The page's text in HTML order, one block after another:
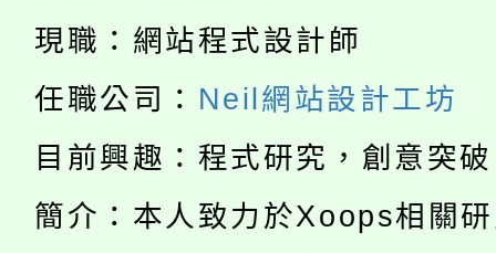
代理(課)教師甄選結果(
轉知中國文化大學推廣
《TA101》溝通分析基
程，歡迎學生輔導中心
心理、諮商輔導、社會
淨零綠生活教案入校路
會
115年食農教育專業人
程
學期銜接期間理賠案件
現職：網站程式設計師
任職公司： Neil網站設計工坊
目前興趣：程式研究，創意突
簡介：本人致力於Xoops相關